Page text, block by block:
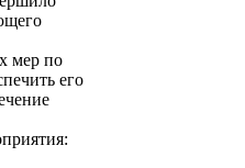
мер по
его